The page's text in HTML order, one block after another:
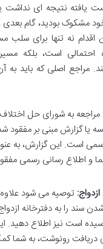
یافته نتیجه ای نداشت
مشکوک بودید، گام بعدی و
نه تنها برای سلب
احتمالی است، بلکه
مراجع اصلی که باید به
مراجعه به شورای حل
یا گزارش مبنی بر مفقود
است. این گزارش، به
و اطلاع رسانی رسمی
توصیه می شود
سند را به دفترخانه
است نیز اطلاع دهید.
دریافت رونوشت، به شما